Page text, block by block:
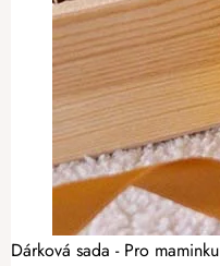
Dárková sada - Pro maminku